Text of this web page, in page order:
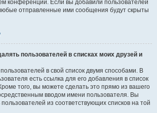
конференции. Если вы добавили пользователей
отправленные ими сообщения будут скрыты
пользователей в списках моих друзей и
в свой список двумя способами. В
есть ссылка для его добавления в список
того, вы можете сделать это прямо из вашего
вводом имени пользователя. Вы
из соответствующих списков на той